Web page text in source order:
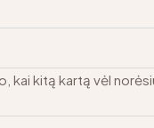
kitą kartą vėl